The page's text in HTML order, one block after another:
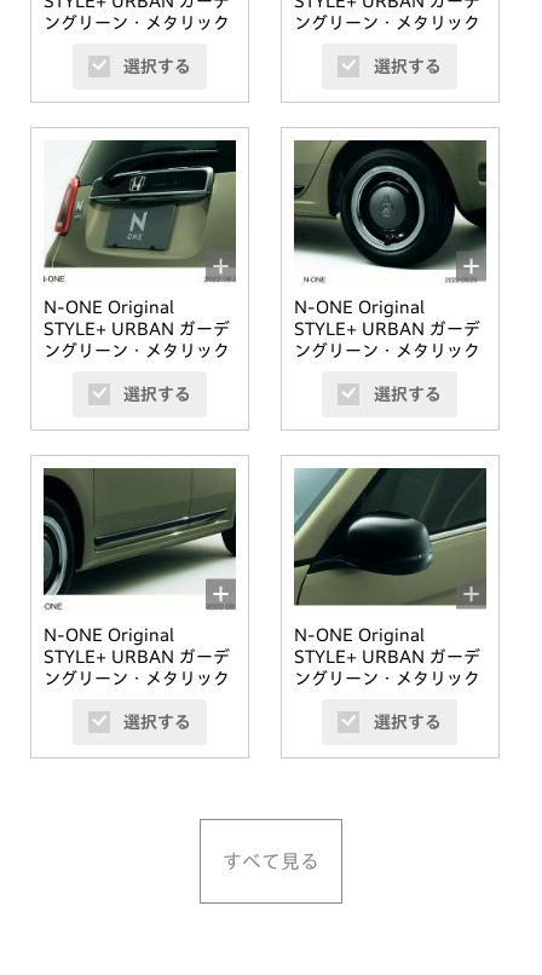
ングリーン・メタリック
選択する
ングリーン・メタリック
選択する
N-ONE Original
STYLE+ URBAN ガーデ
ングリーン・メタリック
選択する
N-ONE Original
STYLE+ URBAN ガーデ
ングリーン・メタリック
選択する
N-ONE Original
STYLE+ URBAN ガーデ
ングリーン・メタリック
選択する
N-ONE Original
STYLE+ URBAN ガーデ
ングリーン・メタリック
選択する
すべて見る